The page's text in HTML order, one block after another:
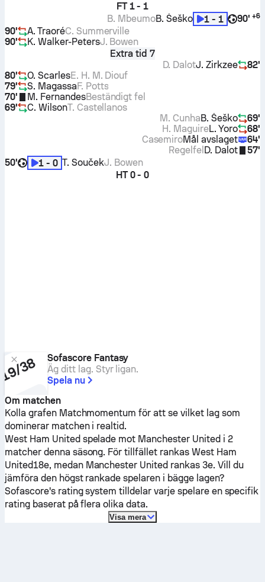
FT 1 - 1
90' +6
1 - 1
B. Šeško
B. Mbeumo
90'
A. TraoréC. Summerville
90'
K. Walker-PetersJ. Bowen
Extra tid 7
82'
J. Zirkzee
D. Dalot
80'
O. ScarlesE. H. M. Diouf
79'
S. MagassaF. Potts
70'
M. FernandesBeständigt fel
69'
C. WilsonT. Castellanos
69'
B. Šeško
M. Cunha
68'
L. Yoro
H. Maguire
64'
Mål avslaget
Casemiro
57'
D. Dalot
Regelfel
50'
1 - 0 T. SoučekJ. Bowen
HT 0 - 0
Sofascore Fantasy
Äg ditt lag. Styr ligan.
Spela nu
Om matchen
Kolla grafen Matchmomentum för att se vilket lag som
dominerar matchen i realtid.
West Ham United spelade mot Manchester United i 2
matcher denna säsong. För tillfället rankas West Ham
United18e, medan Manchester United rankas 3e. Vill du
jämföra den högst rankade spelaren i bägge lagen?
Sofascore's rating system tilldelar varje spelare en specifik
rating baserat på flera olika data.
Visa mera